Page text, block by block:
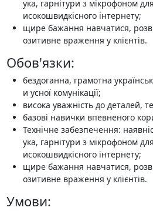
ука, гарнітури з мікрофоном
исокошвидкісного інтернету;
щире бажання навчатися,
озитивне враження у клієнтів.
Обов'язки:
бездоганна, грамотна
и усної комунікації;
висока уважність до деталей,
базові навички впевненого
Технічне забезпечення:
ука, гарнітури з мікрофоном
исокошвидкісного інтернету;
щире бажання навчатися,
озитивне враження у клієнтів.
Умови: